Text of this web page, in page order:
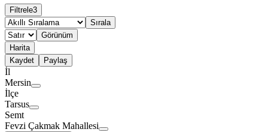
Filtrele3
Sırala
Görünüm
Harita
Kaydet
Paylaş
İl
Mersin
İlçe
Tarsus
Semt
Fevzi Çakmak Mahallesi